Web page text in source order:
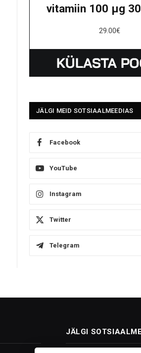
vitamiin 100 μg
29.00€
JÄLGI MEID SOTSIAALMEEDIAS
Facebook
YouTube
Instagram
Twitter
Telegram
JÄLGI